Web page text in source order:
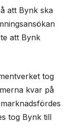
att Bynk ska
att Bynk
tog
kvar på
tog Bynk till